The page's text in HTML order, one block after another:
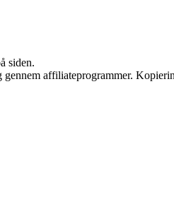
siden.
affiliateprogrammer.